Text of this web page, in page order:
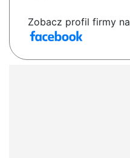
Zobacz profil firmy na